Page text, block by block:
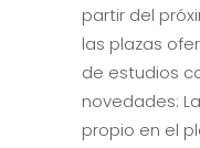
partir del
las plazas
de estudios
novedades:
propio en el